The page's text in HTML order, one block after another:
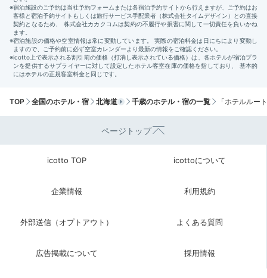
TOP 全国のホテル・宿 北海道 千歳のホテル・宿の一覧 「ホテルルー
ページトップ
icotto TOP icottoについて
企業情報 利用規約
外部送信（オプトアウト） よくある質問
広告掲載について 採用情報